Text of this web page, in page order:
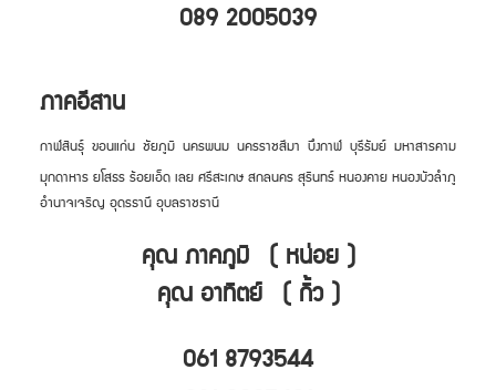
089 2005039
ภาคอีสาน
กาฬสินธุ์ ขอนแก่น ชัยภูมิ นครพนม นครราชสีมา บึงกาฬ บุรีรัมย์ มหาสารคาม
มุกดาหาร ยโสธร ร้อยเอ็ด เลย ศรีสะเกษ สกลนคร สุรินทร์ หนองคาย หนองบัวลำภู
อำนาจเจริญ อุดรธานี อุบลราชธานี
คุณ ภาคภูมิ ( หน่อย )
คุณ อาทิตย์ ( กิ้ว )
061 8793544